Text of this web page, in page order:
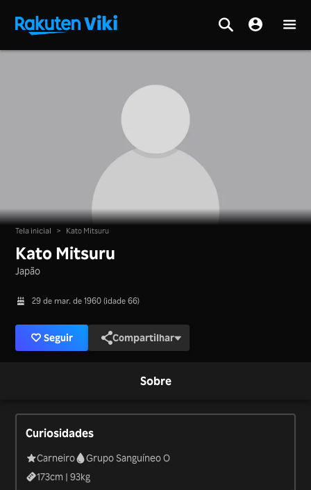
Tela inicial > Kato Mitsuru
Kato Mitsuru
Japão
29 de mar. de 1960 (idade 66)
Seguir Compartilhar
Sobre
Curiosidades
Carneiro
Grupo Sanguíneo O
173cm |93kg